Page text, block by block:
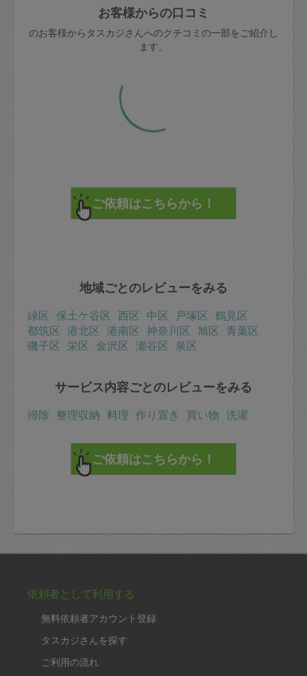
お客様からの口コミ
のお客様からタスカジさんへのクチコミの一部をご紹介し
ます。
地域ごとのレビューをみる
緑区 保土ケ谷区 西区 中区 戸塚区 鶴見区
都筑区 港北区 港南区 神奈川区 旭区 青葉区
磯子区 栄区 金沢区 瀬谷区 泉区
サービス内容ごとのレビューをみる
掃除 整理収納 料理 作り置き 買い物 洗濯
依頼者として利用する
無料依頼者アカウント登録
タスカジさんを探す
ご利用の流れ